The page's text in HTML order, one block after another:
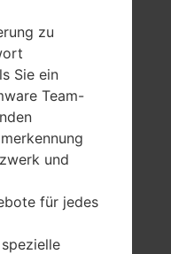
1200MHz ARM
Cortex -A53
zu
Sie ein
Team-
und
für jedes